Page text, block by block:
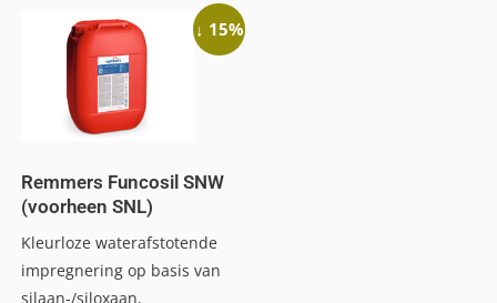
↓ 15%
Remmers Funcosil SNW
(voorheen SNL)
Kleurloze waterafstotende
impregnering op basis van
silaan-/siloxaan,